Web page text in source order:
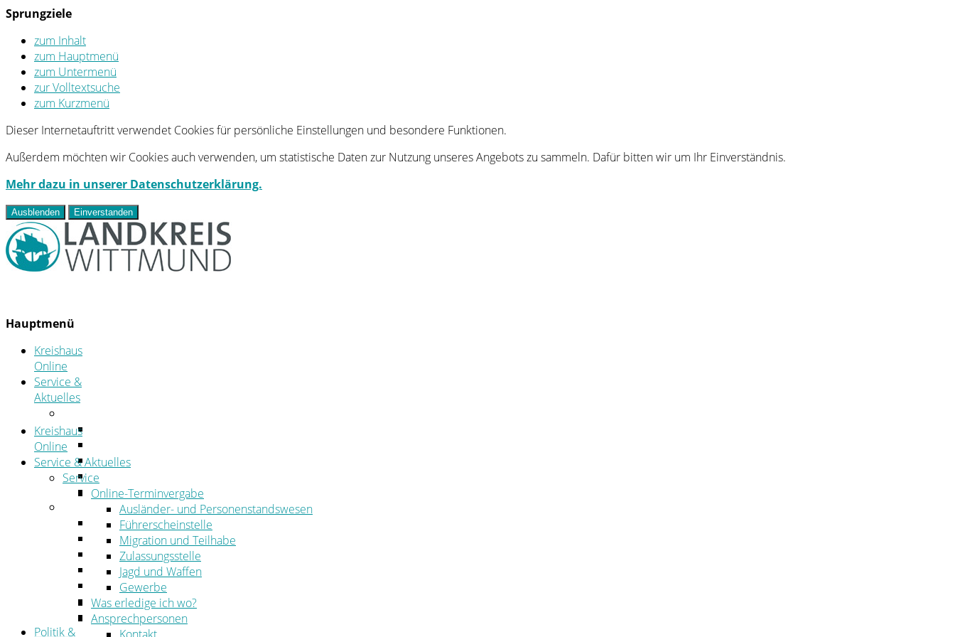
Sprungziele
zum Inhalt
zum Hauptmenü
zum Untermenü
zur Volltextsuche
zum Kurzmenü
Dieser Internetauftritt verwendet Cookies für persönliche Einstellungen und besondere Funktionen.
Außerdem möchten wir Cookies auch verwenden, um statistische Daten zur Nutzung unseres Angebots zu sammeln. Dafür bitten wir um Ihr Einverständnis.
Mehr dazu in unserer Datenschutzerklärung.
Ausblenden Einverstanden
Hauptmenü
Kreishaus
Online
Service &
Aktuelles
Ansprechpersonen
Formulare
Öffnungszeiten
Aktuelles
Stellenangebote
Azubiportal
Pressemitteilungen
Bekanntmachungen & öffentliche Zustellungen
Kehrbezirksausschreibungen
Amtsblatt
Öffentliche Ausschreibungen
Politik &
Kreishaus
Online
Service & Aktuelles
Service
Online-Terminvergabe
Ausländer- und Personenstandswesen
Führerscheinstelle
Migration und Teilhabe
Zulassungsstelle
Jagd und Waffen
Gewerbe
Was erledige ich wo?
Ansprechpersonen